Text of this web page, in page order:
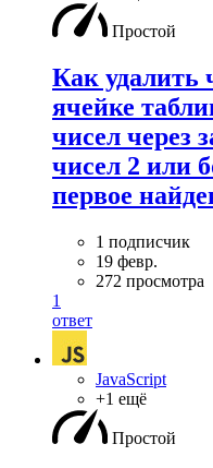
Простой
Как удалить
ячейке
чисел через
чисел 2 или
первое
1 подписчик
19 февр.
272 просмотра
1
ответ
JavaScript
+1 ещё
Простой